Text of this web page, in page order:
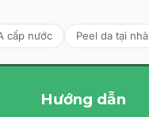
cấp nước Peel da tại nhà
Hướng dẫn